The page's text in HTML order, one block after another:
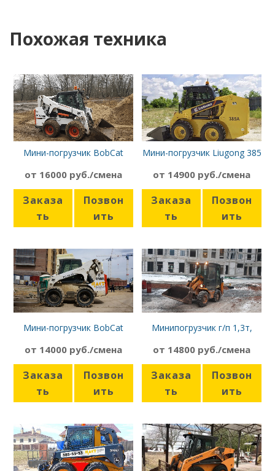
Похожая техника
Мини-погрузчик BobCat
от 16000 руб./смена
Заказа
ть
Позвон
ить
Мини-погрузчик Liugong 385
от 14900 руб./смена
Заказа
ть
Позвон
ить
Мини-погрузчик BobCat
от 14000 руб./смена
Заказа
ть
Позвон
ить
Минипогрузчик г/п 1,3т,
от 14800 руб./смена
Заказа
ть
Позвон
ить